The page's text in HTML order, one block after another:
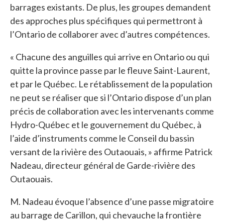
barrages existants. De plus, les groupes demandent
des approches plus spécifiques qui permettront à
l’Ontario de collaborer avec d’autres compétences.
« Chacune des anguilles qui arrive en Ontario ou qui
quitte la province passe par le fleuve Saint-Laurent,
et par le Québec. Le rétablissement de la population
ne peut se réaliser que si l’Ontario dispose d’un plan
précis de collaboration avec les intervenants comme
Hydro-Québec et le gouvernement du Québec, à
l’aide d’instruments comme le Conseil du bassin
versant de la rivière des Outaouais, » affirme Patrick
Nadeau, directeur général de Garde-rivière des
Outaouais.
M. Nadeau évoque l’absence d’une passe migratoire
au barrage de Carillon, qui chevauche la frontière